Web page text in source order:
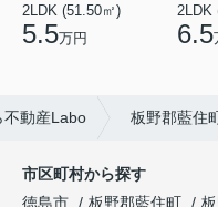
2LDK (51.50㎡)
5.5万円
2LDK
6.5
不動産Labo 板野郡藍住
市区町村から探す
徳島市
板野郡藍住町